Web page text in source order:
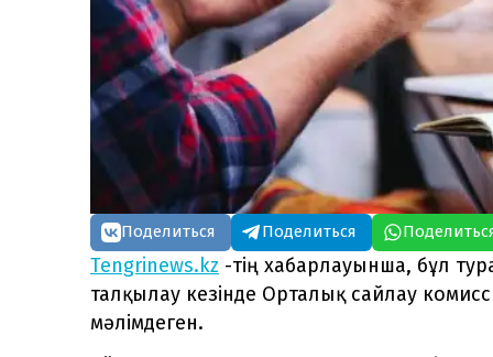
Поделиться Поделиться
Tengrinews.kz -тің хабарлауынша, бұл
талқылау кезінде Орталық сайлау
мәлімдеген.